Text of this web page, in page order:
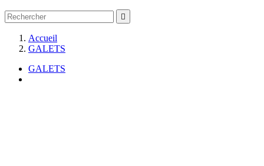

Accueil
GALETS
GALETS